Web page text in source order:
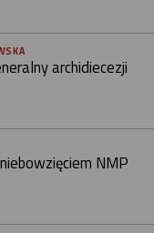
archidiecezji
NMP